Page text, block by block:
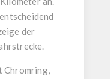
der
Chromring,